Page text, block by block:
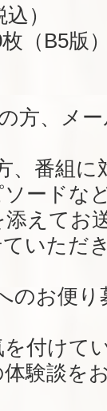
）
（B5版
方、メ
、番組に
ードな
えてお
いただ
のお便り
付けて
験談を